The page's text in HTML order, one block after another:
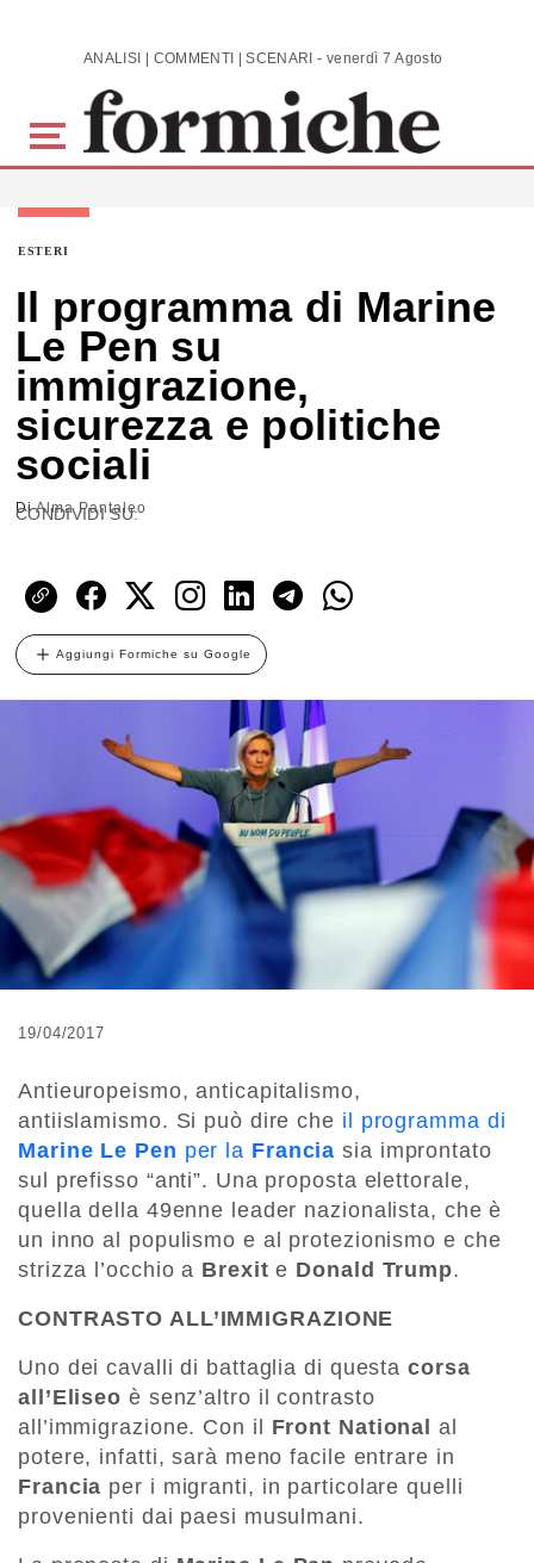
Skip to main content ANALISI | COMMENTI | SCENARI - venerdì 7 Agosto 2026
ESTERI
Il programma di Marine
Le Pen su
immigrazione,
sicurezza e politiche
sociali
DiAlma Pantaleo
CONDIVIDI SU:
Aggiungi Formiche su Google
19/04/2017
Antieuropeismo, anticapitalismo,
antiislamismo. Si può dire che il programma di
Marine Le Pen per la Francia sia improntato
sul prefisso “anti”. Una proposta elettorale,
quella della 49enne leader nazionalista, che è
un inno al populismo e al protezionismo e che
strizza l’occhio a Brexite Donald Trump.
CONTRASTO ALL’IMMIGRAZIONE
Uno dei cavalli di battaglia di questacorsa
all’Eliseo è senz’altro il contrasto
all’immigrazione. Con il Front National al
potere, infatti, sarà meno facile entrare in
Francia per i migranti, in particolare quelli
provenienti dai paesi musulmani.